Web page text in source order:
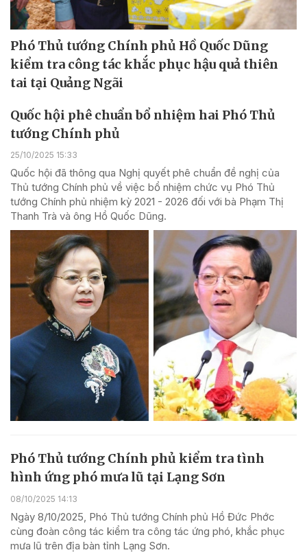
Phó Thủ tướng Chính phủ Hồ Quốc Dũng
kiểm tra công tác khắc phục hậu quả thiên
tai tại Quảng Ngãi
Quốc hội phê chuẩn bổ nhiệm hai Phó Thủ
tướng Chính phủ
25/10/2025 15:33
Quốc hội đã thông qua Nghị quyết phê chuẩn đề nghị của
Thủ tướng Chính phủ về việc bổ nhiệm chức vụ Phó Thủ
tướng Chính phủ nhiệm kỳ 2021 - 2026 đối với bà Phạm Thị
Thanh Trà và ông Hồ Quốc Dũng.
Phó Thủ tướng Chính phủ kiểm tra tình
hình ứng phó mưa lũ tại Lạng Sơn
08/10/2025 14:13
Ngày 8/10/2025, Phó Thủ tướng Chính phủ Hồ Đức Phớc
cùng đoàn công tác kiểm tra công tác ứng phó, khắc phục
mưa lũ trên địa bàn tỉnh Lạng Sơn.